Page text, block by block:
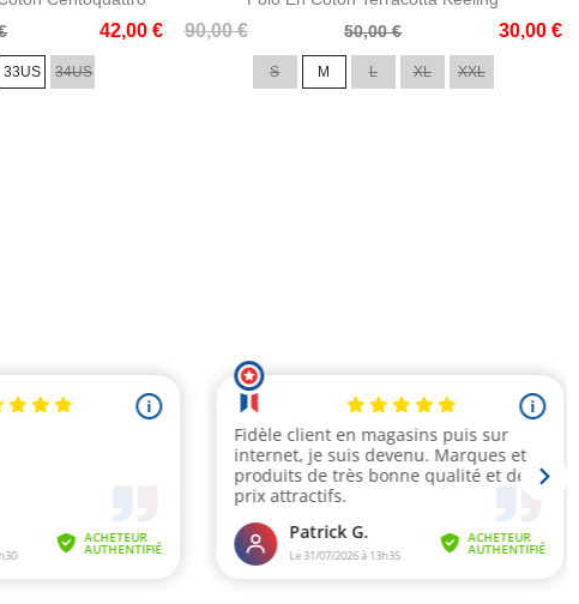
42,00 €
33US 34US
90,00 €
Prix
50,00 € 30,00 €
Prix
S M L XL XXL